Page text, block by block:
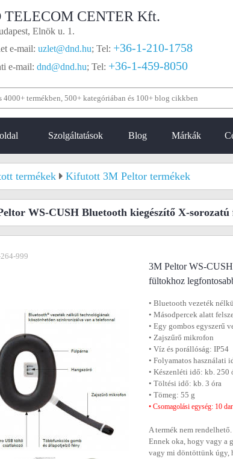
TELECOM CENTER Kft.
Elnök u. 1.
e-mail: uzlet@dnd.hu; Tel: +36-1-210-1758
e-mail: dnd@dnd.hu; Tel: +36-1-459-8050
Szolgáltatások Blog Márkák
termékek Kifutott 3M Peltor termékek
WS-CUSH Bluetooth kiegészítő X-
999
3M Peltor WS-
fültokhoz
• Bluetooth vezeték
• Másodpercek alatt
• Egy gombos egyszerű
• Zajszűrő mikrofon
• Víz és porállóság: IP54
• Folyamatos használati
• Készenléti idő: kb. 250
• Töltési idő: kb. 3 óra
• Tömeg: 55 g
• Csomagolási egység: 10
A termék nem rendelhető.
Ennek oka, hogy vagy a
vagy mi döntöttünk úgy,